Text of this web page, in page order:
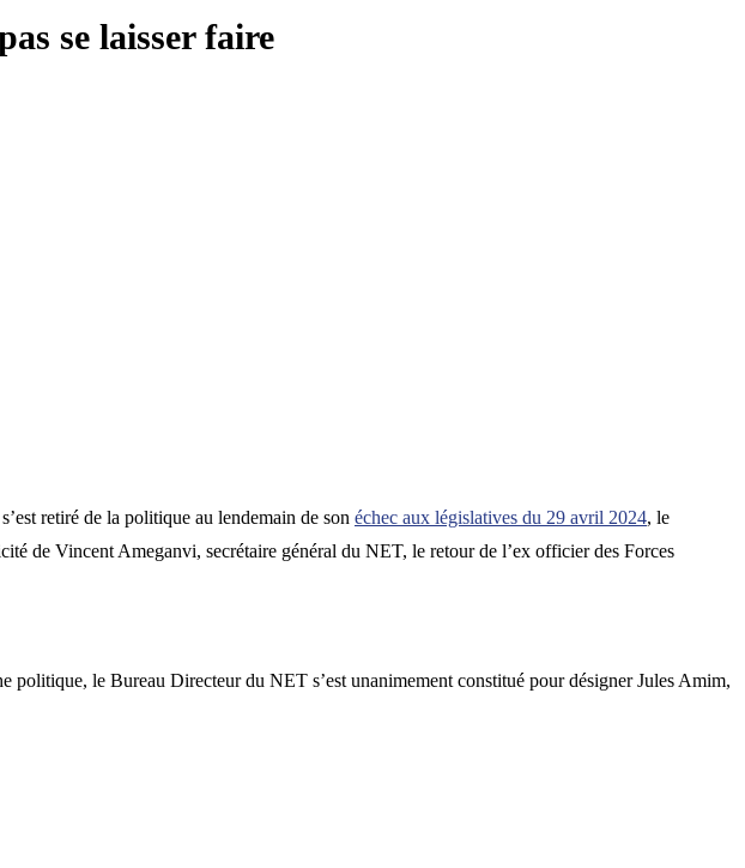
se laisser faire
retiré de la politique au lendemain de son échec aux législatives du 29 avril 2024, le
de Vincent Ameganvi, secrétaire général du NET, le retour de l’ex officier des Forces
politique, le Bureau Directeur du NET s’est unanimement constitué pour désigner Jules Amim,